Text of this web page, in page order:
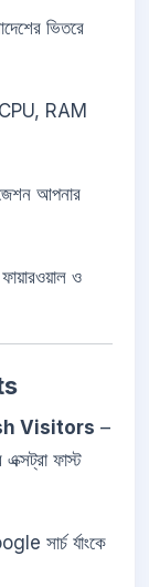
ভিতরে
RAM
আপনার
ও
Visitors –
ফাস্ট
সার্চ র্যাংকে